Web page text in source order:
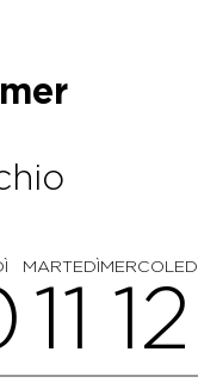
MARTEDÌ
11 12